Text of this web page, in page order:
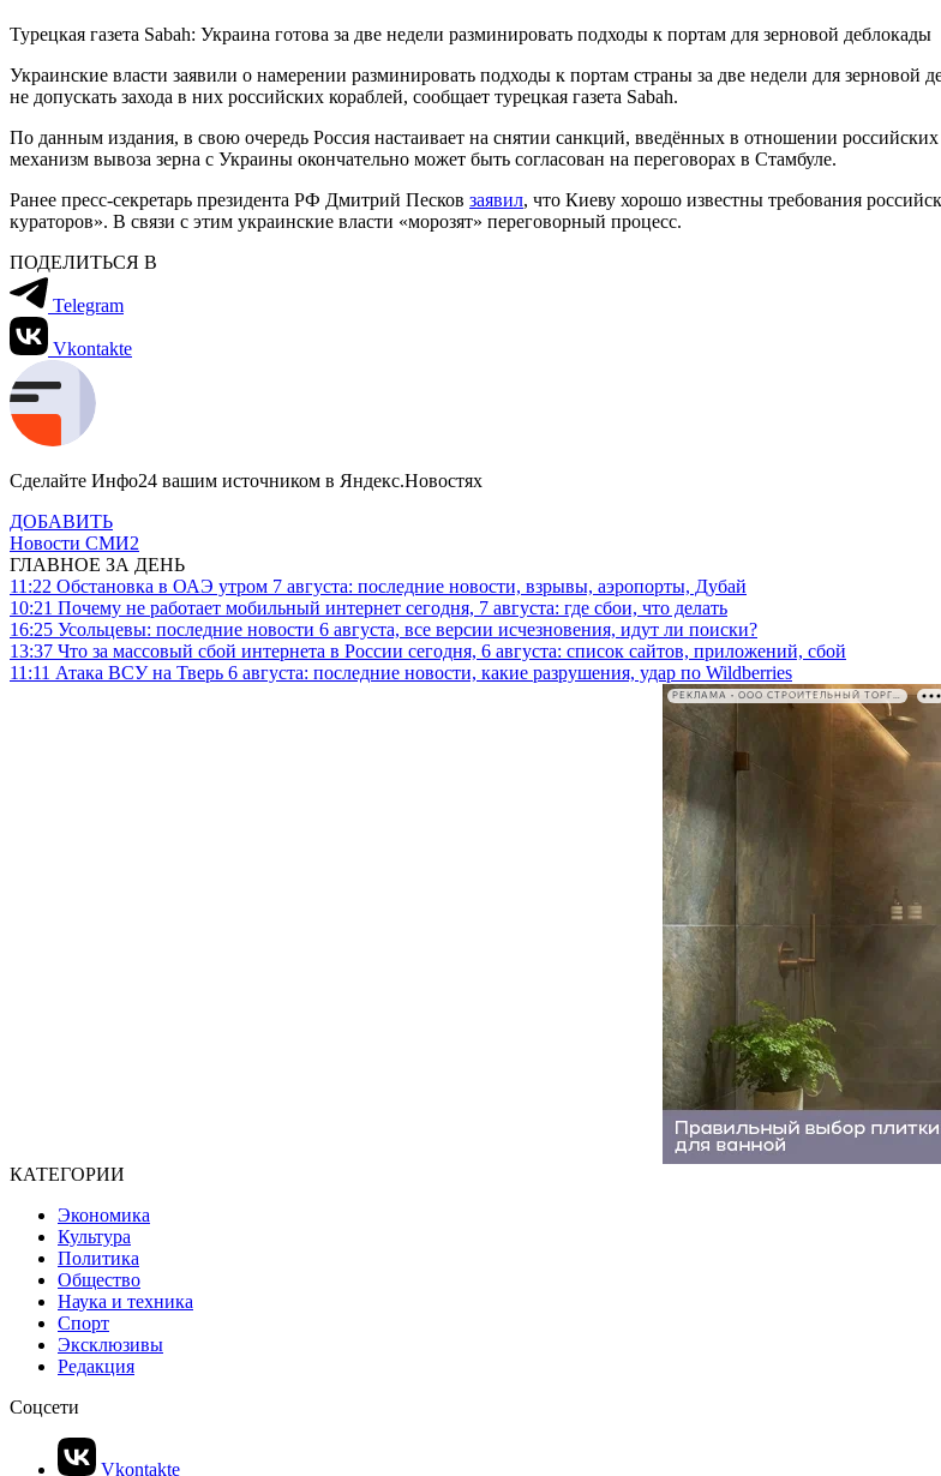
Турецкая газета Sabah: Украина готова за две недели разминировать подходы к портам для зерновой деблокады
Украинские власти заявили о намерении разминировать подходы к портам страны за две недели для зерновой
не допускать захода в них российских кораблей, сообщает турецкая газета Sabah.
По данным издания, в свою очередь Россия настаивает на снятии санкций, введённых в отношении
механизм вывоза зерна с Украины окончательно может быть согласован на переговорах в Стамбуле.
Ранее пресс-секретарь президента РФ Дмитрий Песков заявил, что Киеву хорошо известны требования
кураторов». В связи с этим украинские власти «морозят» переговорный процесс.
ПОДЕЛИТЬСЯ В
Telegram
Vkontakte
Сделайте Инфо24 вашим источником в Яндекс.Новостях
ДОБАВИТЬ
Новости СМИ2
ГЛАВНОЕ ЗА ДЕНЬ
11:22 Обстановка в ОАЭ утром 7 августа: последние новости, взрывы, аэропорты, Дубай
10:21 Почему не работает мобильный интернет сегодня, 7 августа: где сбои, что делать
16:25 Усольцевы: последние новости 6 августа, все версии исчезновения, идут ли поиски?
13:37 Что за массовый сбой интернета в России сегодня, 6 августа: список сайтов, приложений, сбой
11:11 Атака ВСУ на Тверь 6 августа: последние новости, какие разрушения, удар по Wildberries
РЕКЛАМА • ООО СТРОИТЕЛЬНЫЙ ТОРГОВЫЙ ДОМ «ПЕТРОВИЧ». ИНН: 7802348846
КАТЕГОРИИ
Экономика
Культура
Политика
Общество
Наука и техника
Спорт
Эксклюзивы
Редакция
Соцсети
Vkontakte